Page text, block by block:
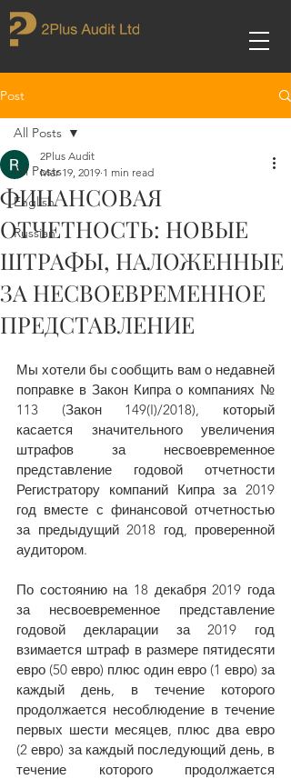
Post
All Posts
English
Russian
All Posts
ФИНАНСОВАЯ
ОТЧЕТНОСТЬ: НОВЫЕ
ШТРАФЫ, НАЛОЖЕННЫЕ
ЗА НЕСВОЕВРЕМЕННОЕ
ПРЕДСТАВЛЕНИЕ
2Plus Audit
Mar 19, 2019 1 min read
Мы хотели бы сообщить вам о недавней
поправке в Закон Кипра о компаниях №
113 (Закон 149(I)/2018), который
касается значительного увеличения
штрафов за несвоевременное
представление годовой отчетности
Регистратору компаний Кипра за 2019
год вместе с финансовой отчетностью
за предыдущий 2018 год, проверенной
аудитором.
По состоянию на 18 декабря 2019 года
за несвоевременное представление
годовой декларации за 2019 год
взимается штраф в размере пятидесяти
евро (50 евро) плюс один евро (1 евро) за
каждый день, в течение которого
продолжается несоблюдение в течение
первых шести месяцев, плюс два евро
(2 евро) за каждый последующий день, в
течение которого продолжается